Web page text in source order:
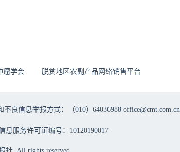
瘤学会 脱贫地区农副产品网络销售平台
不良信息举报方式：（010）64036988 office@cmt.com.cn
息服务许可证编号：10120190017